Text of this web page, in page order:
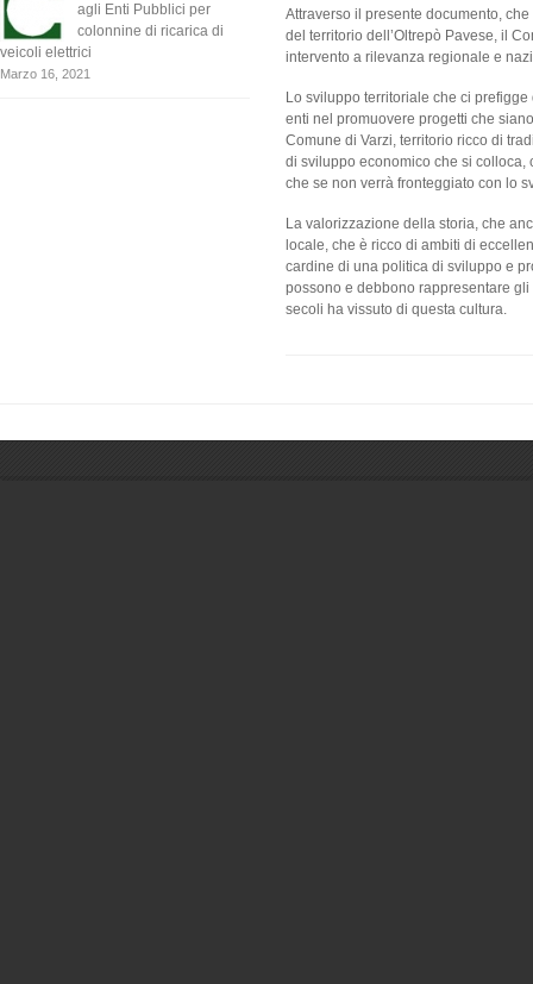
agli Enti Pubblici per
colonnine di ricarica di
veicoli elettrici
Marzo 16, 2021
Attraverso il presente documento,
del territorio dell’Oltrepò Pavese, il
intervento a rilevanza regionale e
Lo sviluppo territoriale che ci
enti nel promuovere progetti che
Comune di Varzi, territorio ricco di
di sviluppo economico che si colloca,
che se non verrà fronteggiato con lo
La valorizzazione della storia, che
locale, che è ricco di ambiti di
cardine di una politica di sviluppo e
possono e debbono rappresentare
secoli ha vissuto di questa cultura.